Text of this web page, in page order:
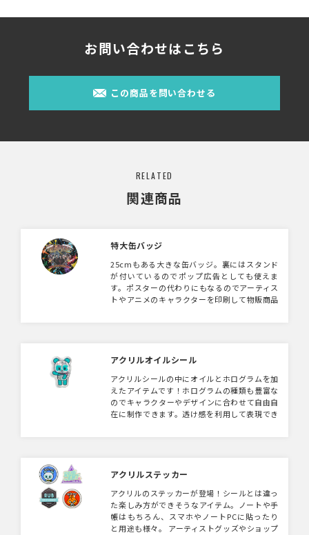
お問い合わせはこちら
この商品を問い合わせる
RELATED
関連商品
特大缶バッジ
25cmもある大きな缶バッジ。裏にはスタンド
が付いているのでポップ広告としても使えま
す。ポスターの代わりにもなるのでアーティス
トやアニメのキャラクターを印刷して物販商品
アクリルオイルシール
アクリルシールの中にオイルとホログラムを加
えたアイテムです！ホログラムの種類も豊富な
のでキャラクターやデザインに合わせて自由自
在に制作できます。透け感を利用して表現でき
アクリルステッカー
アクリルのステッカーが登場！シールとは違っ
た楽しみ方ができそうなアイテム。ノートや手
帳はもちろん、スマホやノートPCに貼ったり
と用途も様々。 アーティストグッズやショップ